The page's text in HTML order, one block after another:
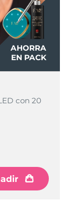
AHORRA
EN PACK
con 20